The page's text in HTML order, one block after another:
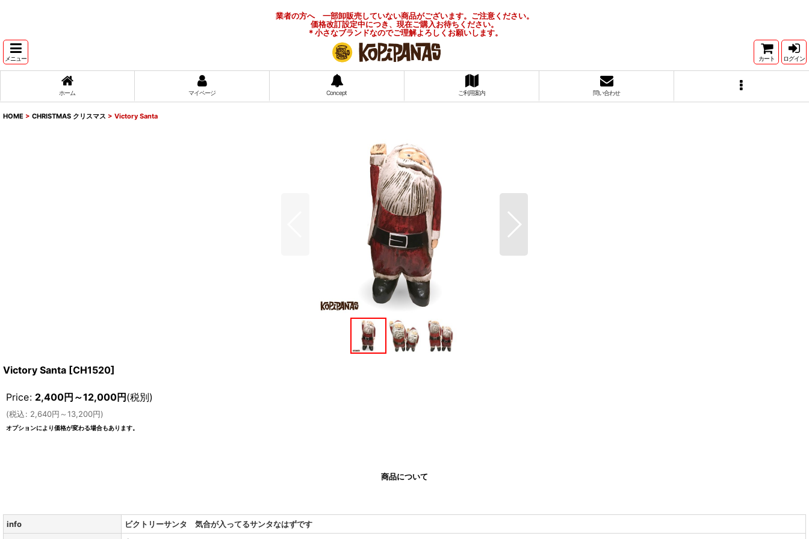
業者の方へ 一部卸販売していない商品がございます。ご注意ください。
価格改訂設定中につき、現在ご購入お待ちください。
＊小さなブランドなのでご理解よろしくお願いします。
メニュー カート ログイン
ホーム マイページ Concept ご利用案内 問い合わせ
HOME > CHRISTMAS クリスマス > Victory Santa
Victory Santa [CH1520]
Price: 2,400円 ～12,000円 (税別)
(税込: 2,640円 ～13,200円)
オプションにより価格が変わる場合もあります。
商品について
info
ビクトリーサンタ 気合が入ってるサンタなはずです